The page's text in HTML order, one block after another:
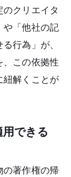
クリエイタ
や「他社の記
行為」が、
、この依拠性
紐解くことが
できる
の著作権の帰